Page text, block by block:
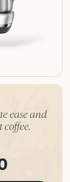
ease and